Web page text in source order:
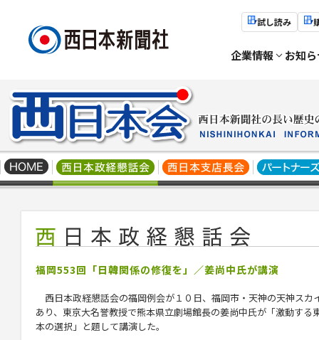
試し読み
企業情報 お知
福岡553回「日韓関係の修復を」／姜尚中氏が講演
西日本政経懇話会の福岡例会が１０日、福岡市・天神の天神スカ
あり、東京大名誉教授で熊本県立劇場館長の姜尚中氏が「激動する
本の選択」と題して講演した。